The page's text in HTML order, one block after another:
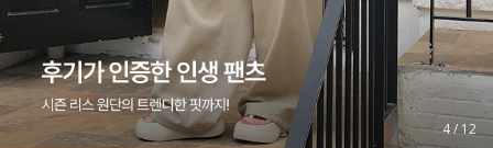
하객룩
살안타템
110사이즈
원피스
팬츠
스커트 5/12